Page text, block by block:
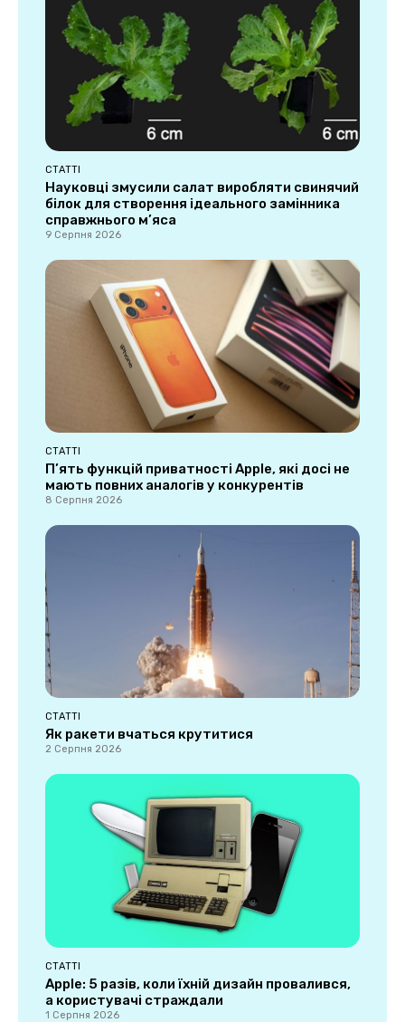
СТАТТІ
Науковці змусили салат виробляти свинячий
білок для створення ідеального замінника
справжнього м’яса
9 Серпня 2026
СТАТТІ
П’ять функцій приватності Apple, які досі не
мають повних аналогів у конкурентів
8 Серпня 2026
СТАТТІ
Як ракети вчаться крутитися
2 Серпня 2026
СТАТТІ
Apple: 5 разів, коли їхній дизайн провалився,
а користувачі страждали
1 Серпня 2026